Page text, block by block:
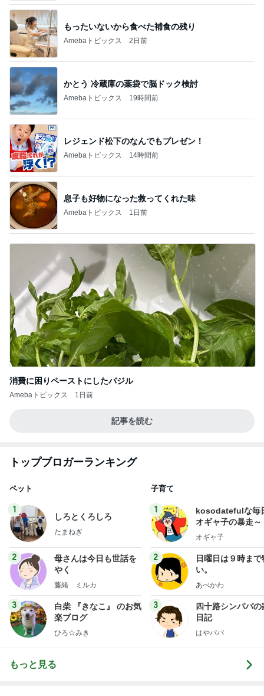
もったいないから食べた補食の残り
Amebaトピックス 2日前
かとう 冷蔵庫の薬袋で脳ドック検討
Amebaトピックス 19時間前
レジェンド松下のなんでもプレゼン！
Amebaトピックス 14時間前
息子も好物になった救ってくれた味
Amebaトピックス 1日前
消費に困りペーストにしたバジル
Amebaトピックス 1日前
記事を読む
トップブロガーランキング
ペット
1
しろとくろしろ
たまねぎ
2
母さんは今日も世話を
やく
藤緒 ミルカ
3
白柴 『きなこ』 のお気
楽ブログ
ひろ☆みき
子育て
1
kosodatefulな毎
オギャ子の暴走～
オギャ子
2
日曜日は９時まで
い。
あべかわ
3
四十路シンパパの
日記
はやパパ
もっと見る